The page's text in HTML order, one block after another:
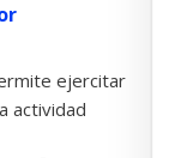
ejercitar
actividad